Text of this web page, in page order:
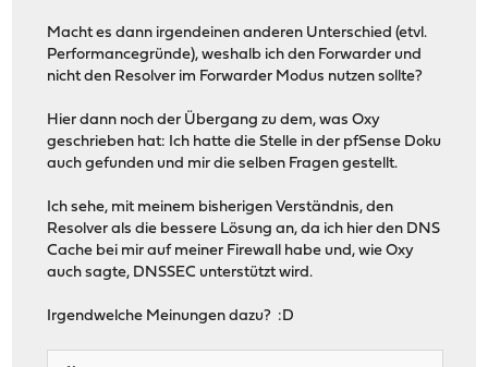
Macht es dann irgendeinen anderen Unterschied (etvl.
Performancegründe), weshalb ich den Forwarder und
nicht den Resolver im Forwarder Modus nutzen sollte?
Hier dann noch der Übergang zu dem, was Oxy
geschrieben hat: Ich hatte die Stelle in der pfSense Doku
auch gefunden und mir die selben Fragen gestellt.
Ich sehe, mit meinem bisherigen Verständnis, den
Resolver als die bessere Lösung an, da ich hier den DNS
Cache bei mir auf meiner Firewall habe und, wie Oxy
auch sagte, DNSSEC unterstützt wird.
Irgendwelche Meinungen dazu? :D